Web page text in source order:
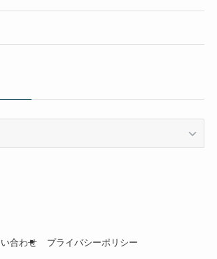
合わせ プライバシーポリシー